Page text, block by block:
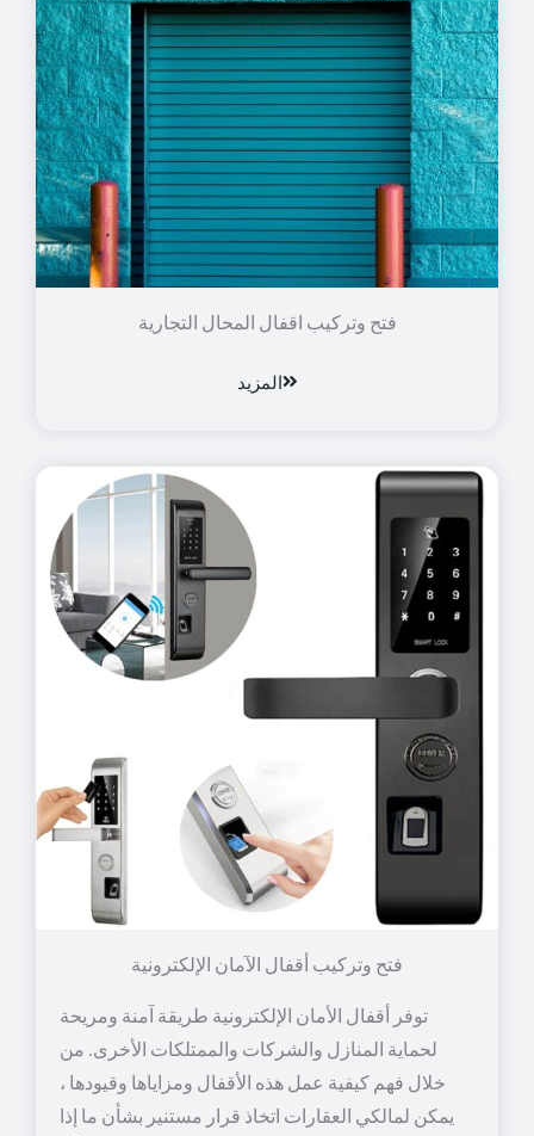
فتح وتركيب اقفال المحال التجارية
المزيد
توفر أقفال الأمان الإلكترونية طريقة آمنة ومريحة
لحماية المنازل والشركات والممتلكات الأخرى. من
خلال فهم كيفية عمل هذه الأقفال ومزاياها وقيودها ،
يمكن لمالكي العقارات اتخاذ قرار مستنير بشأن ما إذا